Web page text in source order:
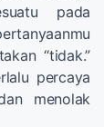
pada
“tidak.”
percaya
menolak